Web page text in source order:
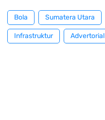
Bola Sumatera Utara
Infrastruktur Advertorial